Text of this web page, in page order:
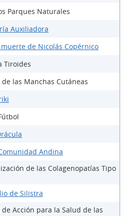
Parques Naturales
Auxiliadora
de Nicolás Copérnico
Tiroides
las Manchas Cutáneas
Andina
de las Colagenopatías Tipo
de Silistra
Acción para la Salud de las